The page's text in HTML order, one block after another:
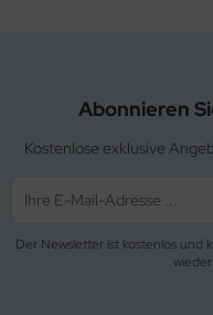
Abonnieren
Kostenlose exklusive
Der Newsletter ist kostenlos und